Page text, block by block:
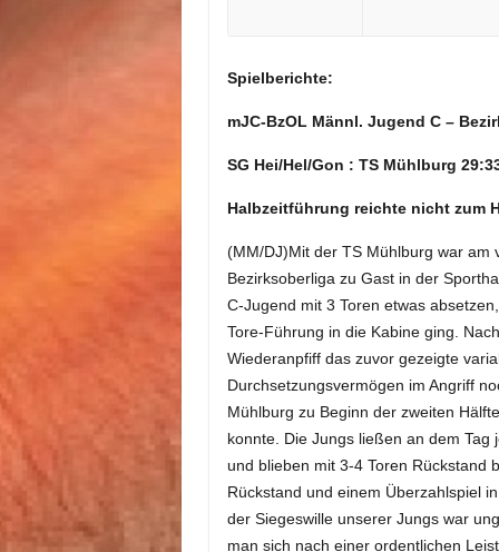
Spielberichte:
mJC-BzOL Männl. Jugend C –
SG Hei/Hel/Gon : TS Mühlburg
Halbzeitführung reichte nicht zum
(MM/DJ)Mit der TS Mühlburg war am
Bezirksoberliga zu Gast in der
C-Jugend mit 3 Toren etwas
Tore-Führung in die Kabine ging.
Wiederanpfiff das zuvor gezeigte
Durchsetzungsvermögen im Angriff
Mühlburg zu Beginn der zweiten
konnte. Die Jungs ließen an dem
und blieben mit 3-4 Toren Rückstand
Rückstand und einem Überzahlspiel
der Siegeswille unserer Jungs war
man sich nach einer ordentlichen